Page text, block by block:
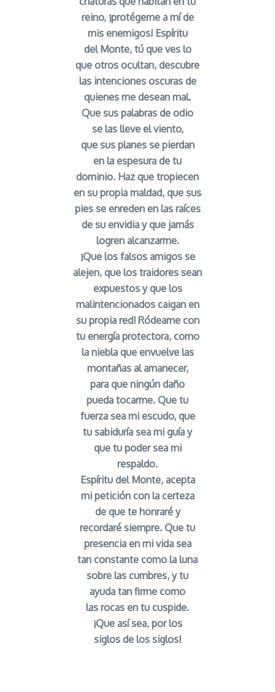
reino, ¡protégeme a mí de
mis enemigos! Espíritu
del Monte, tú que ves lo
que otros ocultan, descubre
las intenciones oscuras de
quienes me desean mal.
Que sus palabras de odio
se las lleve el viento,
que sus planes se pierdan
en la espesura de tu
dominio. Haz que tropiecen
en su propia maldad, que sus
pies se enreden en las raíces
de su envidia y que jamás
logren alcanzarme.
¡Que los falsos amigos se
alejen, que los traidores sean
expuestos y que los
malintencionados caigan en
su propia red! Ródeame con
tu energía protectora, como
la niebla que envuelve las
montañas al amanecer,
para que ningún daño
pueda tocarme. Que tu
fuerza sea mi escudo, que
tu sabiduría sea mi guía y
que tu poder sea mi
respaldo.
Espíritu del Monte, acepta
mi petición con la certeza
de que te honraré y
recordaré siempre. Que tu
presencia en mi vida sea
tan constante como la luna
sobre las cumbres, y tu
ayuda tan firme como
las rocas en tu cuspide.
¡Que así sea, por los
siglos de los siglos!